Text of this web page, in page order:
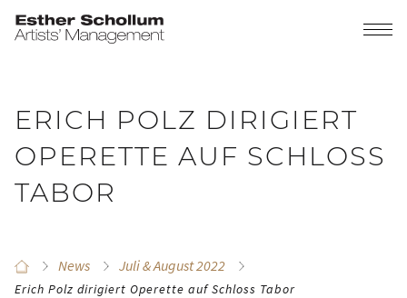
ERICH POLZ DIRIGIERT
OPERETTE AUF SCHLOSS
TABOR
News Juli & August 2022
Erich Polz dirigiert Operette auf Schloss Tabor